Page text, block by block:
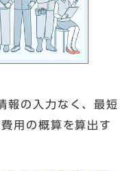
報の入力なく、最短
用の概算を算出す